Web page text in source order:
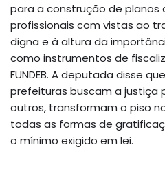
para a construção de planos
profissionais com vistas ao
digna e à altura da
como instrumentos de
FUNDEB. A deputada disse
prefeituras buscam a justiça
outros, transformam o piso
todas as formas de
o mínimo exigido em lei.